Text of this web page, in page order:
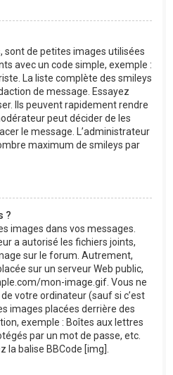
sont de petites images utilisées
avec un code simple, exemple :
La liste complète des smileys
de message. Essayez
Ils peuvent rapidement rendre
peut décider de les
le message. L’administrateur
maximum de smileys par
?
images dans vos messages.
a autorisé les fichiers joints,
sur le forum. Autrement,
sur un serveur Web public,
mon-image.gif. Vous ne
votre ordinateur (sauf si c’est
images placées derrière des
exemple : Boîtes aux lettres
par un mot de passe, etc.
la balise BBCode [img].